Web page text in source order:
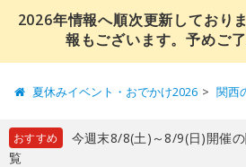
2026年情報へ順次更新しており
報もございます。予めご了
夏休みイベント・おでかけ2026 関西
おすすめ
今週末8/8(土)～8/9(日)開催
覧